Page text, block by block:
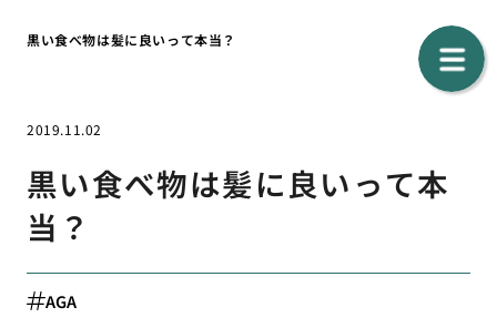
黒い食べ物は髪に良いって本当？
2019.11.02
黒い食べ物は髪に良いって本
当？
AGA